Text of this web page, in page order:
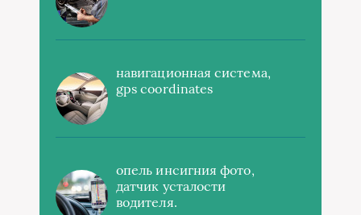
навигационная система,
gps coordinates
опель инсигния фото,
датчик усталости
водителя.